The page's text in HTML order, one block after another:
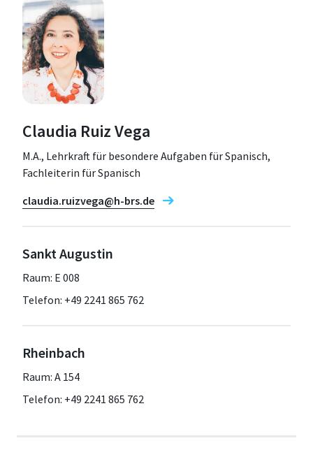
Claudia Ruiz Vega
M.A., Lehrkraft für besondere Aufgaben für Spanisch,
Fachleiterin für Spanisch
claudia.ruizvega@h-brs.de
Sankt Augustin
Raum: E 008
Telefon: +49 2241 865 762
Rheinbach
Raum: A 154
Telefon: +49 2241 865 762